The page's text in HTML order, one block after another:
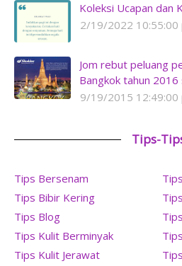
Koleksi Ucapan dan
2/19/2022 10:55:00
Jom rebut peluang
Bangkok tahun
9/19/2015 12:49:00
Tips-
Tips Bersenam
Tips Bibir Kering
Tips Blog
Tips Kulit Berminyak
Tips Kulit Jerawat